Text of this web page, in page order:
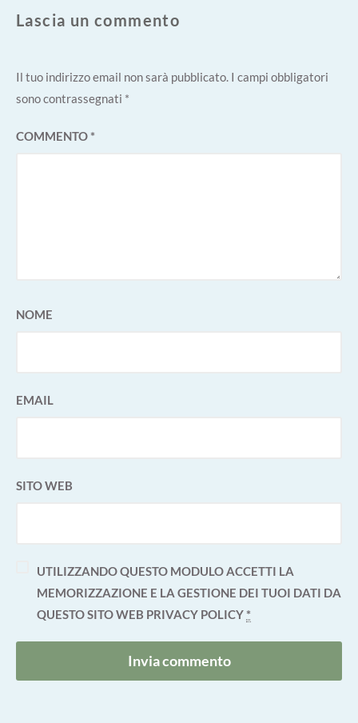
Lascia un commento
Il tuo indirizzo email non sarà pubblicato. I campi obbligatori
sono contrassegnati *
COMMENTO*
NOME
EMAIL
SITO WEB
UTILIZZANDO QUESTO MODULO ACCETTI LA
MEMORIZZAZIONE E LA GESTIONE DEI TUOI DATI DA
QUESTO SITO WEB PRIVACY POLICY*